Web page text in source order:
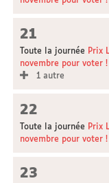
21
Toute la journée Prix
novembre pour voter !
1 autre
22
Toute la journée Prix
novembre pour voter !
23